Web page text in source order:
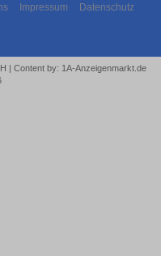
Impressum Datenschutz
| Content by: 1A-Anzeigenmarkt.de